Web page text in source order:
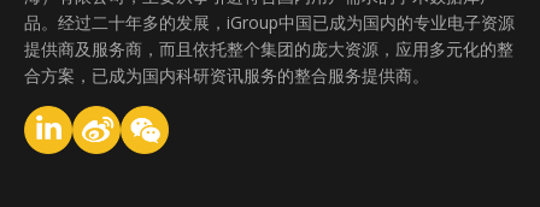
品。经过二十年多的发展，iGroup中国已成为国内的专业电子资源
提供商及服务商，而且依托整个集团的庞大资源，应用多元化的整
合方案，已成为国内科研资讯服务的整合服务提供商。